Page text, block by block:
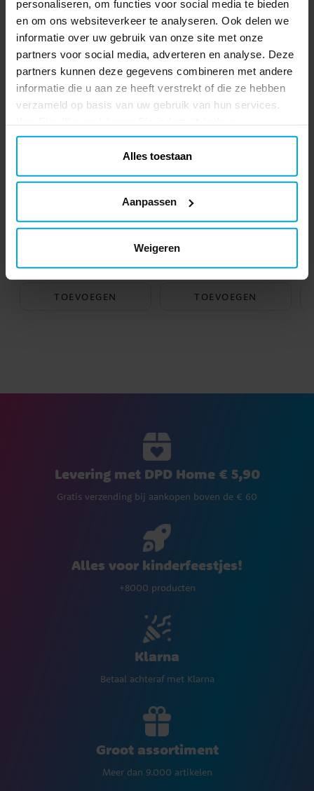
personaliseren, om functies voor social media te bieden
en om ons websiteverkeer te analyseren. Ook delen we
informatie over uw gebruik van onze site met onze
partners voor social media, adverteren en analyse. Deze
partners kunnen deze gegevens combineren met andere
informatie die u aan ze heeft verstrekt of die ze hebben
verzameld op basis van uw gebruik van hun services.
Alles toestaan
Aanpassen
Weigeren
Dankzij het elastische band blijft het
netjes gesloten, klaar voor elke missie! ✔️
A5-formaat met ca. 200 gelinieerde
pagina’s ✔️ Stoer ontwerp met Naruto en
Minato ✔️ Officieel gelicentieerd product
Anderen kochten ook
Paw Patrol - Gummen 4
Prijs:€ 3,29
€ 3,29
TOEVOEGEN
Paw Patrol - Potloden 6
Prijs:€ 3,90
€ 3,90
TOEVOEGEN
Levering met DPD Home € 5,90
Gratis verzending bij aankopen boven de € 60
Alles voor kinderfeestjes!
+8000 producten
Klarna
Betaal achteraf met Klarna
Groot assortiment
Meer dan 9.000 artikelen